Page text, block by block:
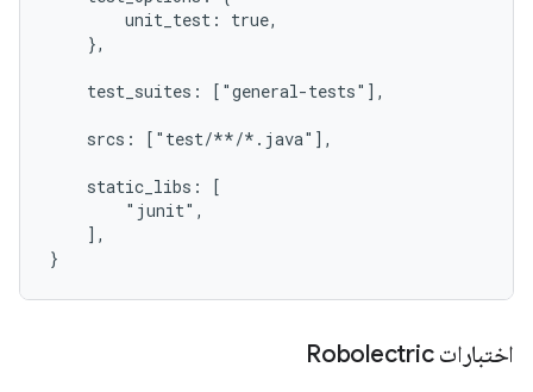
        unit_test: true,
    },
    test_suites: ["general-tests"],
    srcs: ["test/**/*.java"],
    static_libs: [
        "junit",
    ],
}
اختبارات Robolectric